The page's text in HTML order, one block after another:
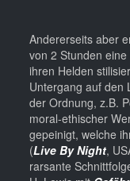
Andererseits aber
von 2 Stunden
ihren Helden
Untergang auf den
der Ordnung, z.B.
moral-ethischer
gepeinigt, welche
(Live By Night,
rarsante